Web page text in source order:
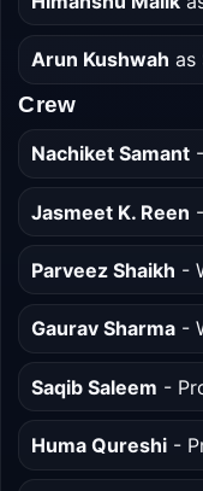
Arun Kushwah as
Crew
Nachiket Samant-
Jasmeet K. Reen
Parveez Shaikh -
Gaurav Sharma-
Saqib Saleem -
Huma Qureshi-